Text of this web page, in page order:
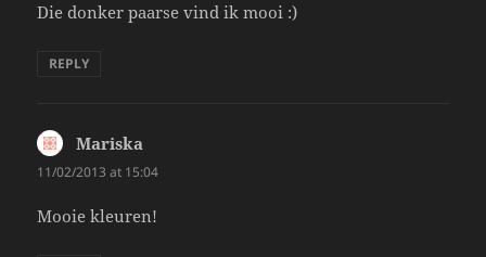
Die donker paarse vind ik mooi :)
REPLY
Mariska
11/02/2013 at 15:04
Mooie kleuren!